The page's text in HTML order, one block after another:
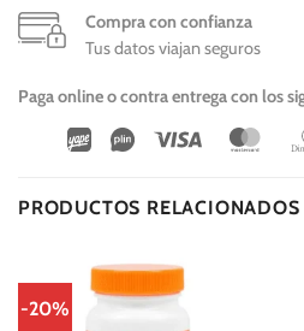
Compra con confianza
Tus datos viajan seguros
Paga online o contra entrega con los
Wirecard
Vipps Visa
PRODUCTOS RELACIONADOS
-20%